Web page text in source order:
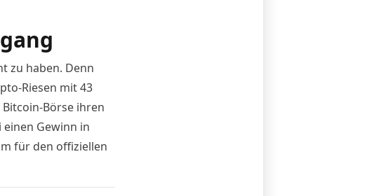
zu haben. Denn
Riesen mit 43
Börse ihren
Gewinn in
für den offiziellen